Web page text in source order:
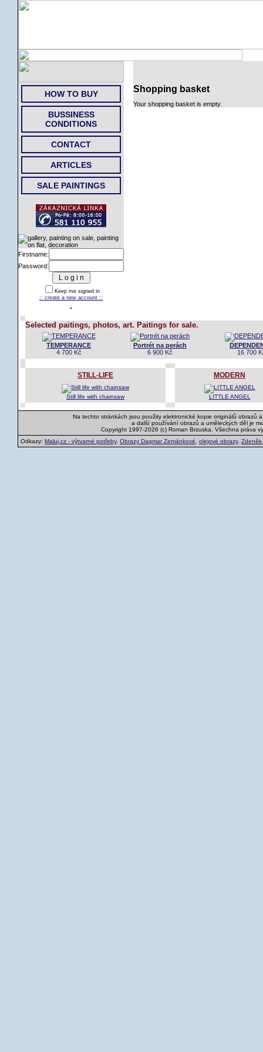
HOW TO BUY
BUSSINESS
CONDITIONS
CONTACT
ARTICLES
SALE PAINTINGS
Firstname:
Password:
Keep me signed in
:: create a new account ::
Shopping basket
Your shopping basket is empty.
Selected paitings, photos, art. Paitings for sale.
TEMPERANCE
4 700 Kč
Portrét na perách
6 900 Kč
16 700
STILL-LIFE
Still life with chainsaw
MODERN
LITTLE ANGEL
Na techto stránkách jsou použity elektronické kopie originálů obrazů
a další používání obrazů a uměleckých děl je
Copyright 1997-2026 (c) Roman Brzuska. Všechna práva
Odkazy: Maluj.cz - výtvarné potřeby, Obrazy Dagmar Zemánkové olejové obrazy, Zdeněk